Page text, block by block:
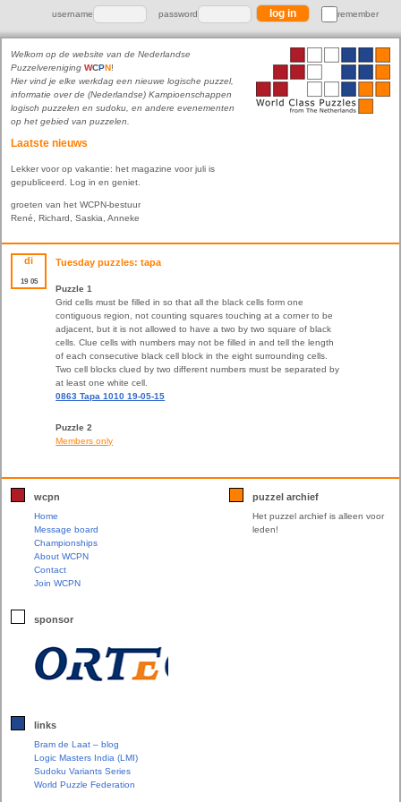
username password remember
Welkom op de website van de Nederlandse
Puzzelvereniging WCPN!
Hier vind je elke werkdag een nieuwe logische puzzel,
informatie over de (Nederlandse) Kampioenschappen
logisch puzzelen en sudoku, en andere evenementen
op het gebied van puzzelen.
Laatste nieuws
Lekker voor op vakantie: het magazine voor juli is
gepubliceerd. Log in en geniet.
groeten van het WCPN-bestuur
René, Richard, Saskia, Anneke
di
19 05
Tuesday puzzles: tapa
Puzzle 1
Grid cells must be filled in so that all the black cells form one
contiguous region, not counting squares touching at a corner to be
adjacent, but it is not allowed to have a two by two square of black
cells. Clue cells with numbers may not be filled in and tell the length
of each consecutive black cell block in the eight surrounding cells.
Two cell blocks clued by two different numbers must be separated by
at least one white cell.
0863 Tapa 1010 19-05-15
Puzzle 2
Members only
wcpn
Home
Message board
Championships
About WCPN
Contact
Join WCPN
sponsor
links
Bram de Laat – blog
Logic Masters India (LMI)
Sudoku Variants Series
World Puzzle Federation
puzzel archief
Het puzzel archief is alleen voor
leden!